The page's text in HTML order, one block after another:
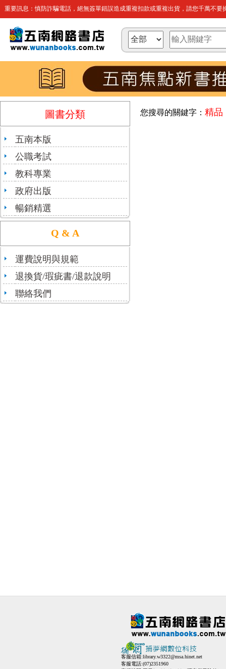
重要訊息：慎防詐騙電話，絕無簽單錯誤造成重複扣款或重複出貨，請您千萬不要
圖書分類
五南本版
公職考試
教科專業
政府出版
暢銷精選
Q & A
運費說明與規範
退換貨/瑕疵書/退款說明
聯絡我們
您搜尋的關鍵字： 精品
客服信箱:library.w3322@msa.hinet.net
客服電話:(07)2351960